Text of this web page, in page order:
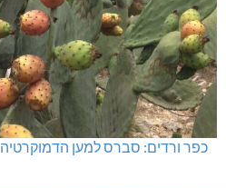
כפר ורדים: סברס למען הדמוקרטיה